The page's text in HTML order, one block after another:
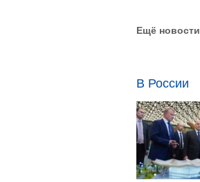
Ещё новости
В России